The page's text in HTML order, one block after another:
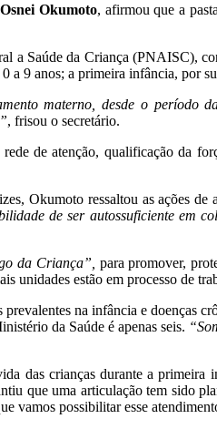
Osnei Okumoto, afirmou que a
a Saúde da Criança (PNAISC),
9 anos; a primeira infância, por
materno, desde o período
, frisou o secretário.
de atenção, qualificação da
Okumoto ressaltou as ações de
de ser autossuficiente em
da Criança”, para promover,
estão em processo de
na infância e doenças
da Saúde é apenas seis.
das crianças durante a primeira
que uma articulação tem sido
vamos possibilitar esse